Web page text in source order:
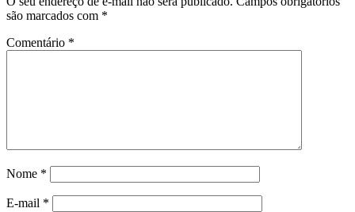
são marcados com *
Comentário *
Nome *
E-mail *